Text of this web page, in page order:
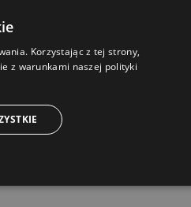
Se (selenin sodu) 0,40 mg/
U/kg, 4a19 6-fitaza EC
Korzystając z tej strony,
z warunkami naszej polityki